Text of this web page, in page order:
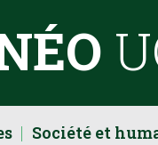
Société et